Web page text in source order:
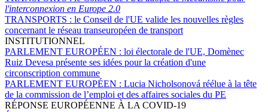
l'interconnexion en Europe 2.0
TRANSPORTS : le Conseil de l'UE valide les nouvelles règles
concernant le réseau transeuropéen de transport
INSTITUTIONNEL
PARLEMENT EUROPÉEN : loi électorale de l'UE, Domènec
Ruiz Devesa présente ses idées pour la création d'une
circonscription commune
PARLEMENT EUROPÉEN : Lucia Nicholsonová réélue à la tête
de la commission de l’emploi et des affaires sociales du PE
RÉPONSE EUROPÉENNE À LA COVID-19